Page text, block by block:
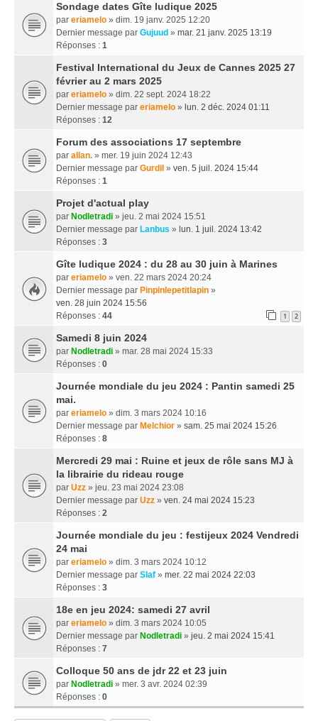
Sondage dates Gîte ludique 2025
par eriamelo » dim. 19 janv. 2025 12:20
Dernier message par Gujuud » mar. 21 janv. 2025 13:19
Réponses : 1
Festival International du Jeux de Cannes 2025 27
février au 2 mars 2025
par eriamelo » dim. 22 sept. 2024 18:22
Dernier message par eriamelo » lun. 2 déc. 2024 01:11
Réponses : 12
Forum des associations 17 septembre
par allan. » mer. 19 juin 2024 12:43
Dernier message par Gurdil » ven. 5 juil. 2024 15:44
Réponses : 1
Projet d'actual play
par Nodletradi » jeu. 2 mai 2024 15:51
Dernier message par Lanbus » lun. 1 juil. 2024 13:42
Réponses : 3
Gîte ludique 2024 : du 28 au 30 juin à Marines
par eriamelo » ven. 22 mars 2024 20:24
Dernier message par Pinpinlepetitlapin »
ven. 28 juin 2024 15:56
Réponses : 44 1 2
Samedi 8 juin 2024
par Nodletradi » mar. 28 mai 2024 15:33
Réponses : 0
Journée mondiale du jeu 2024 : Pantin samedi 25
mai.
par eriamelo » dim. 3 mars 2024 10:16
Dernier message par Melchior » sam. 25 mai 2024 15:26
Réponses : 8
Mercredi 29 mai : Ruine et jeux de rôle sans MJ à
la librairie du rideau rouge
par Uzz » jeu. 23 mai 2024 23:08
Dernier message par Uzz » ven. 24 mai 2024 15:23
Réponses : 2
Journée mondiale du jeu : festijeux 2024 Vendredi
24 mai
par eriamelo » dim. 3 mars 2024 10:12
Dernier message par Slaf » mer. 22 mai 2024 22:03
Réponses : 3
18e en jeu 2024: samedi 27 avril
par eriamelo » dim. 3 mars 2024 10:05
Dernier message par Nodletradi » jeu. 2 mai 2024 15:41
Réponses : 7
Colloque 50 ans de jdr 22 et 23 juin
par Nodletradi » mer. 3 avr. 2024 02:39
Réponses : 0